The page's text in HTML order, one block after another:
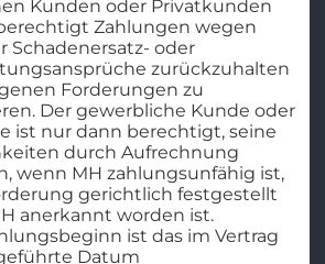
Kunden oder Privatkunden
Zahlungen wegen
Schadenersatz- oder
zurückzuhalten
Forderungen zu
Der gewerbliche Kunde oder
ist nur dann berechtigt, seine
durch Aufrechnung
wenn MH zahlungsunfähig ist,
gerichtlich festgestellt
anerkannt worden ist.
ist das im Vertrag
Datum